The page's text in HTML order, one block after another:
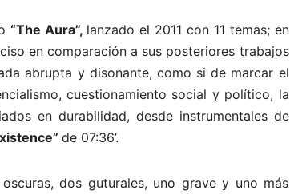
“The Aura”, lanzado el 2011 con 11 temas; en
en comparación a sus posteriores trabajos
abrupta y disonante, como si de marcar el
cuestionamiento social y político, la
en durabilidad, desde instrumentales de
de 07:36’.
dos guturales, uno grave y uno más